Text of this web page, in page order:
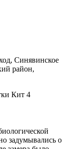
Синявинское
район,
Кит 4
задумывались о